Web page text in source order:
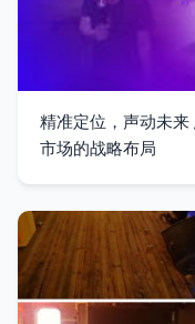
精准定位，声动未
市场的战略布局